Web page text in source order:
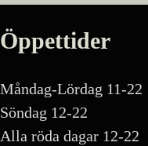
Öppettider
Måndag-Lördag 11-22
Söndag 12-22
Alla röda dagar 12-22